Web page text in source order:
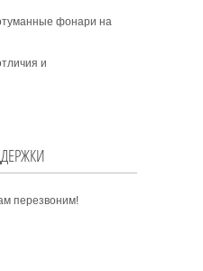
фонари на
и
перезвоним!